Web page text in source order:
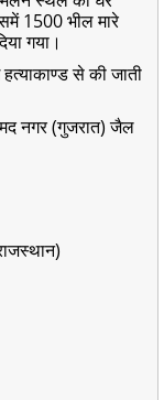
1500 भील मारे
गया।
से की जाती
नगर (गुजरात) जैल